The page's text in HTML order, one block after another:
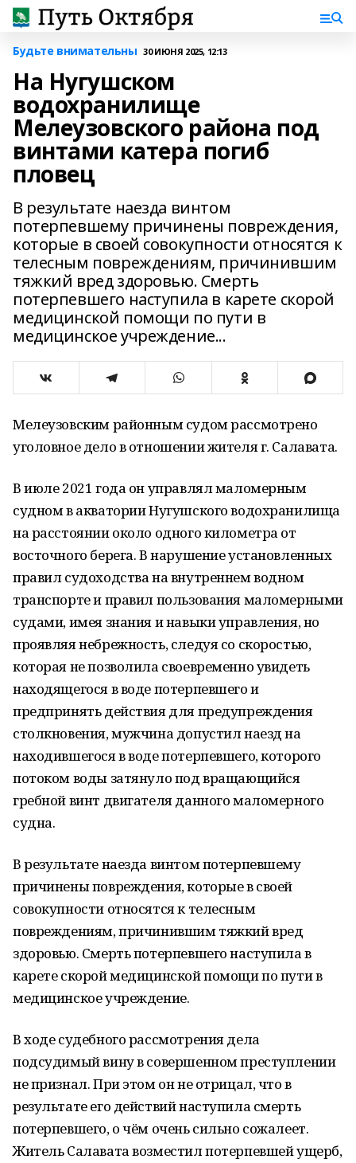
Будьте внимательны 30 ИЮНЯ 2025, 12:13
На Нугушском
водохранилище
Мелеузовского района под
винтами катера погиб
пловец
В результате наезда винтом
потерпевшему причинены повреждения,
которые в своей совокупности относятся к
телесным повреждениям, причинившим
тяжкий вред здоровью. Смерть
потерпевшего наступила в карете скорой
медицинской помощи по пути в
медицинское учреждение...
Мелеузовским районным судом рассмотрено
уголовное дело в отношении жителя г. Салавата.
В июле 2021 года он управлял маломерным
судном в акватории Нугушского водохранилища
на расстоянии около одного километра от
восточного берега. В нарушение установленных
правил судоходства на внутреннем водном
транспорте и правил пользования маломерными
судами, имея знания и навыки управления, но
проявляя небрежность, следуя со скоростью,
которая не позволила своевременно увидеть
находящегося в воде потерпевшего и
предпринять действия для предупреждения
столкновения, мужчина допустил наезд на
находившегося в воде потерпевшего, которого
потоком воды затянуло под вращающийся
гребной винт двигателя данного маломерного
судна.
В результате наезда винтом потерпевшему
причинены повреждения, которые в своей
совокупности относятся к телесным
повреждениям, причинившим тяжкий вред
здоровью. Смерть потерпевшего наступила в
карете скорой медицинской помощи по пути в
медицинское учреждение.
В ходе судебного рассмотрения дела
подсудимый вину в совершенном преступлении
не признал. При этом он не отрицал, что в
результате его действий наступила смерть
потерпевшего, о чём очень сильно сожалеет.
Житель Салавата возместил потерпевшей ущерб,